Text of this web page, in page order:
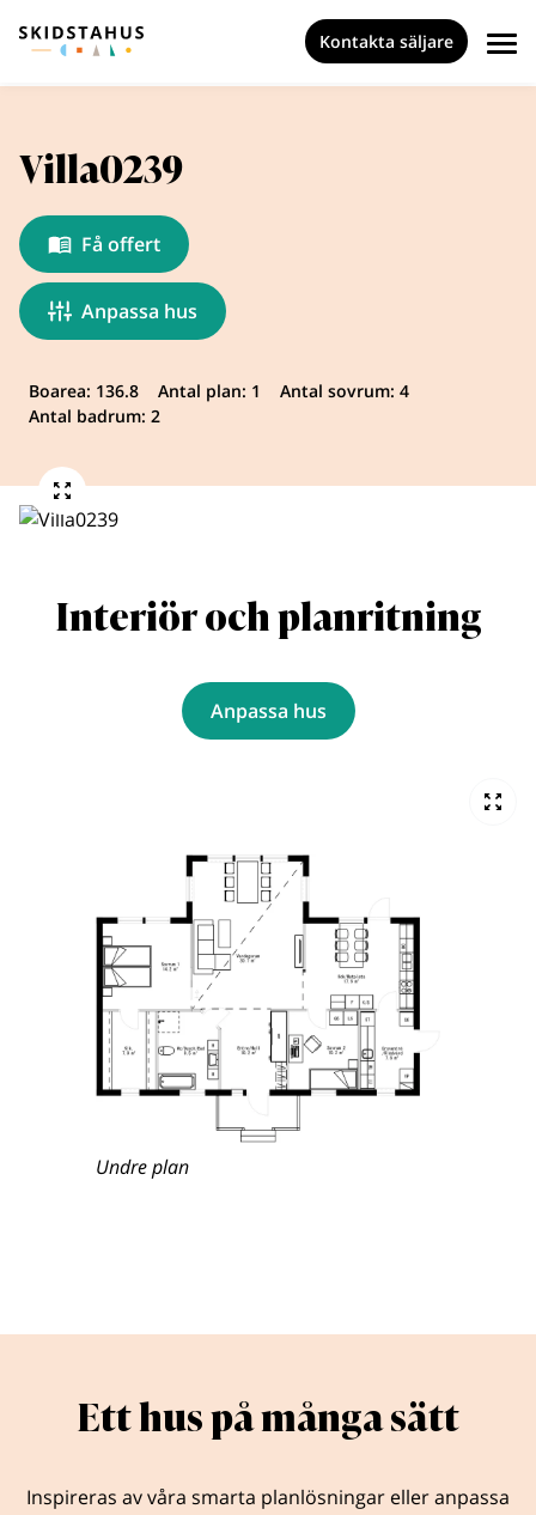
Kontakta säljare
Villa0239
Få offert
Anpassa hus
Boarea: 136.8 Antal plan: 1
Antal sovrum: 4
Antal badrum: 2
Interiör och planritning
Anpassa hus
Undre plan
Ett hus på många sätt
Inspireras av våra smarta planlösningar eller anpassa